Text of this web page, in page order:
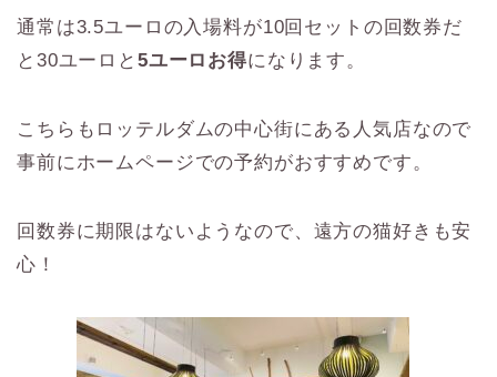
通常は3.5ユーロの入場料が10回セットの回数券だ
と30ユーロと 5ユーロお得になります。
こちらもロッテルダムの中心街にある人気店なので
事前にホームページでの予約がおすすめです。
回数券に期限はないようなので、遠方の猫好きも安
心！